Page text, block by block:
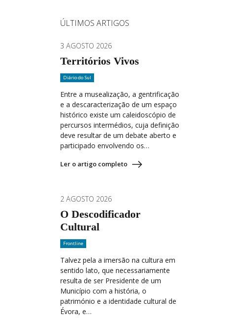
ÚLTIMOS ARTIGOS
3 AGOSTO 2026
Territórios Vivos
Diário do Sul
Entre a musealização, a gentrificação
e a descaracterização de um espaço
histórico existe um caleidoscópio de
percursos intermédios, cuja definição
deve resultar de um debate aberto e
participado envolvendo os…
Ler o artigo completo
2 AGOSTO 2026
O Descodificador
Cultural
Frontline
Talvez pela a imersão na cultura em
sentido lato, que necessariamente
resulta de ser Presidente de um
Município com a história, o
património e a identidade cultural de
Évora, e…